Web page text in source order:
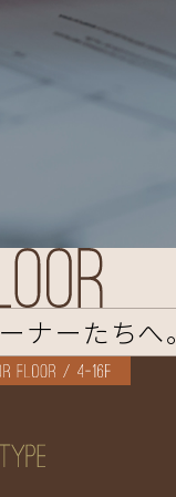
ナーたちへ。